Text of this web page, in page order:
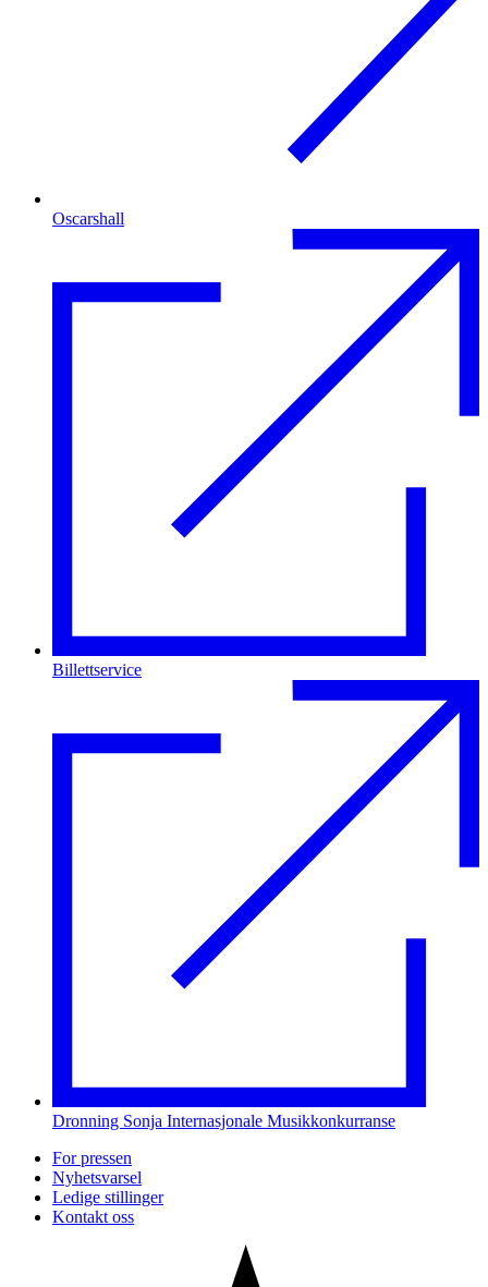
Oscarshall
Billettservice
Dronning Sonja Internasjonale Musikkonkurranse
For pressen
Nyhetsvarsel
Ledige stillinger
Kontakt oss